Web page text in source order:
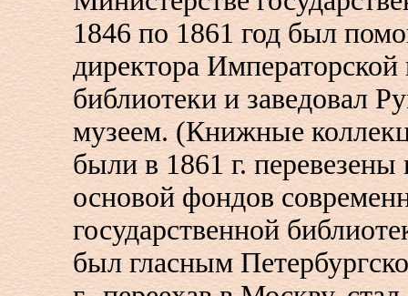
1846 по 1861 год был
директора
библиотеки и заведовал
музеем. (Книжные
были в 1861 г.
основой фондов
государственной
был гласным